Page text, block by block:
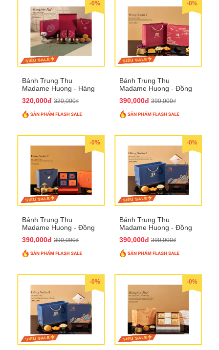
-0%
Bánh Trung Thu
Madame Huong - Hàng
320,000đ 320,000₫
-0%
Bánh Trung Thu
Madame Huong - Đồng
390,000đ 390,000₫
-0%
Bánh Trung Thu
Madame Huong - Đồng
390,000đ 390,000₫
-0%
Bánh Trung Thu
Madame Huong - Đồng
390,000đ 390,000₫
-0% -0%